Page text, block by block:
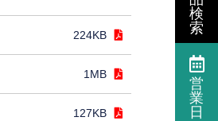
224KB
1MB
127KB
検
索
営
業
日